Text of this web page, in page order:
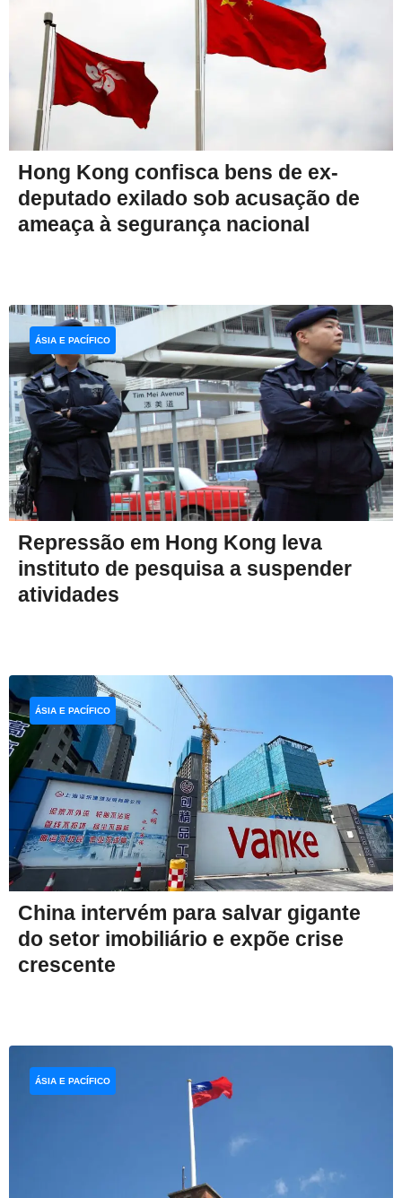
Hong Kong confisca bens de ex-
deputado exilado sob acusação de
ameaça à segurança nacional
Repressão em Hong Kong leva
instituto de pesquisa a suspender
atividades
ÁSIA E PACÍFICO
China intervém para salvar gigante
do setor imobiliário e expõe crise
crescente
ÁSIA E PACÍFICO
ÁSIA E PACÍFICO